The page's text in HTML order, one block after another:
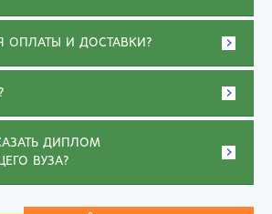
ОПЛАТЫ И ДОСТАВКИ?
ДИПЛОМ
ВУЗА?